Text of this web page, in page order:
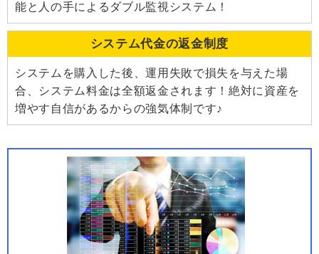
能と人の手によるダブル監視システム！
システム代金の返金制度
システムを購入した後、運用失敗で損失を与えた場
合、システム料金は全額返金されます！絶対に資産を
増やす自信があるからの強気体制です♪